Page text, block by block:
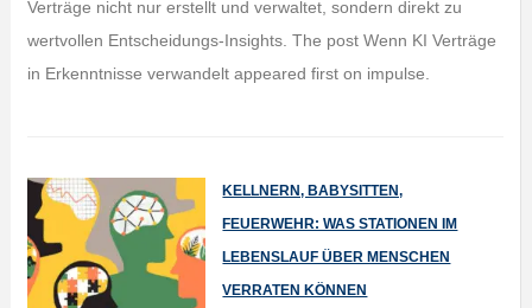
Verträge nicht nur erstellt und verwaltet, sondern direkt zu
wertvollen Entscheidungs-Insights. The post Wenn KI Verträge
in Erkenntnisse verwandelt appeared first on impulse.
KELLNERN, BABYSITTEN,
FEUERWEHR: WAS STATIONEN IM
LEBENSLAUF ÜBER MENSCHEN
VERRATEN KÖNNEN